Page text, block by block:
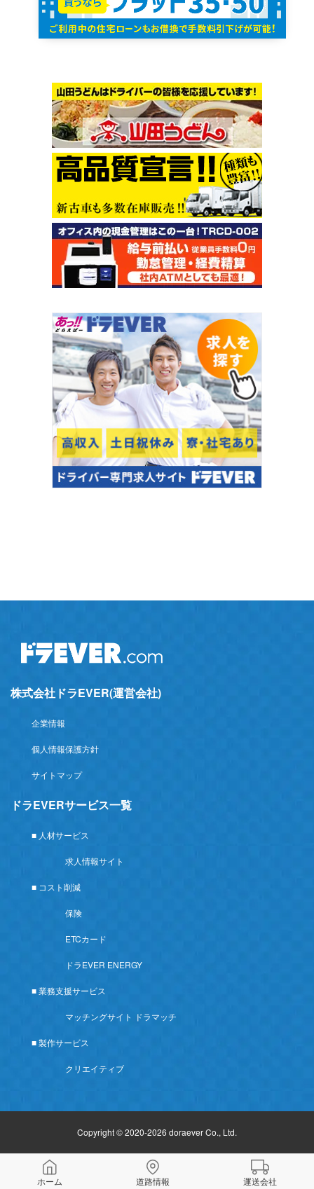
ホーム 道路情報 運送会社
株式会社ドラEVER(運営会社)
企業情報
個人情報保護方針
サイトマップ
ドラEVERサービス一覧
■ 人材サービス
求人情報サイト
■ コスト削減
保険
ETCカード
ドラEVER ENERGY
■ 業務支援サービス
マッチングサイト ドラマッチ
■ 製作サービス
クリエイティブ
Copyright © 2020-2026 doraever Co., Ltd.